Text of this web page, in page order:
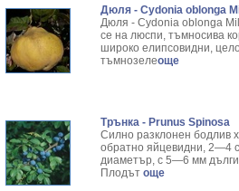
Дюля - Cydonia oblonga
Дюля - Cydonia oblonga
се на люспи, тъмносива
широко елипсо­видни,
тъмнозелеоще
Трънка - Prunus Spinosa
Силно разклонен бодлив
обратно яйцевидни, 2—4
диаметър, с 5—6 мм дълги
Плодът още